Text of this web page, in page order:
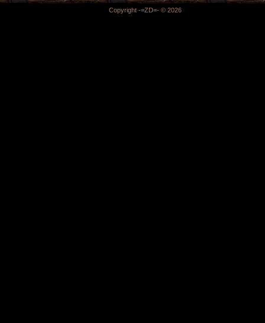
Copyright -=ZD=- © 2026